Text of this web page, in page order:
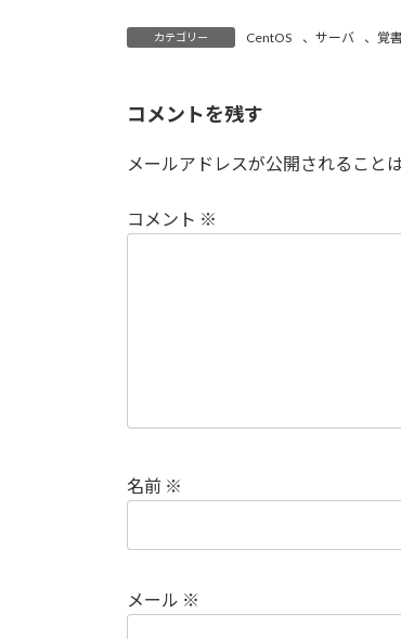
カテゴリー CentOS 、 サーバ 、 覚
コメントを残す
メールアドレスが公開されること
コメント ※
名前 ※
メール ※